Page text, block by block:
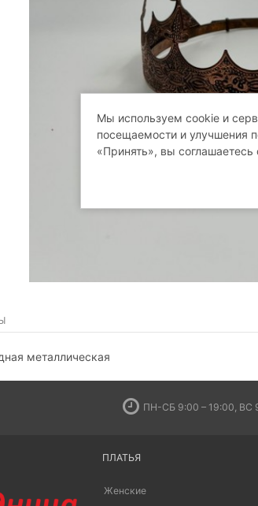
металлическая
ПН-СБ 9:00 – 19:00, ВС
ПЛАТЬЯ
Женские
Мы используем cookie и
посещаемости и улучшения
«Принять», вы